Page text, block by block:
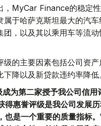
，MyCar Finance的稳定
属于哈萨克斯坦最大的汽
团，以及其以乘用车等流
的主要因素包括公司资产
降以及新贷款违约率降低
为第二家授予我公司信用
得惠誉评级是我公司发展
也是一个重要的质量指标